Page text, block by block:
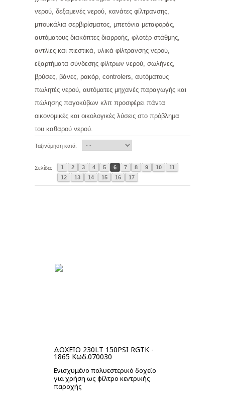
νερού, δεξαμενές νερού, κανάτες φίλτρανσης,
μπουκάλια σερβιρίσματος, μπετόνια μεταφοράς,
αυτόματους διακόπτες διαρροής, φλοτέρ στάθμης,
αντλίες και πιεστικά, υλικά φίλτρανσης νερού,
εξαρτήματα σύνδεσης φίλτρων νερού, σωλήνες,
βρύσες, βάνες, ρακόρ, controlers, αυτόματους
πωλητές νερού, αυτόματες μηχανές παραγωγής και
πώλησης παγοκύβων κλπ προσφέρει πάντα
οικονομικές και οικολογικές λύσεις στο πρόβλημα
του καθαρού νερού.
Ταξινόμηση κατά:
Σελίδα: 1 2 3 4 5 6 7 8 9 10
11
12
13 14 15 16 17
ΔΟΧΕΙΟ 230LT 150PSI RGTK -
1865 Κωδ.070030
Ενισχυμένο πολυεστερικό δοχείο
για χρήση ως φίλτρο κεντρικής
παροχής